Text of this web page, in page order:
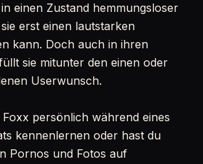
einen Zustand hemmungsloser
erst einen lautstarken
kann. Doch auch in ihren
sie mitunter den einen oder
Userwunsch.
persönlich während eines
kennenlernen oder hast du
Pornos und Fotos auf